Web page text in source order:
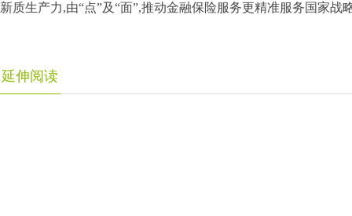
新质生产力,由“点”及“面”,推动金融保险服务更精准服务国家战
延伸阅读